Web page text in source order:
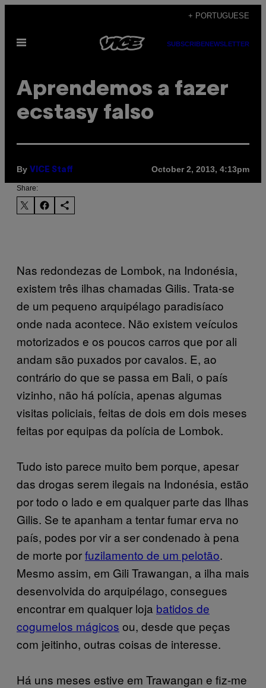
content
+ PORTUGUESE
Open
SUBSCRIBENEWSLETTER
Aprendemos a fazer
ecstasy falso
By VICE Staff October 2, 2013, 4:13pm
Share:
Nas redondezas de Lombok, na Indonésia,
existem três ilhas chamadas Gilis. Trata-se
de um pequeno arquipélago paradisíaco
onde nada acontece. Não existem veículos
motorizados e os poucos carros que por ali
andam são puxados por cavalos. E, ao
contrário do que se passa em Bali, o país
vizinho, não há polícia, apenas algumas
visitas policiais, feitas de dois em dois meses
feitas por equipas da polícia de Lombok.
Tudo isto parece muito bem porque, apesar
das drogas serem ilegais na Indonésia, estão
por todo o lado e em qualquer parte das Ilhas
Gilis. Se te apanham a tentar fumar erva no
país, podes por vir a ser condenado à pena
de morte porfuzilamento de um pelotão.
Mesmo assim, em Gili Trawangan, a ilha mais
desenvolvida do arquipélago, consegues
encontrar em qualquer loja batidos de
cogumelos mágicos ou, desde que peças
com jeitinho, outras coisas de interesse.
Há uns meses estive em Trawangan e fiz-me